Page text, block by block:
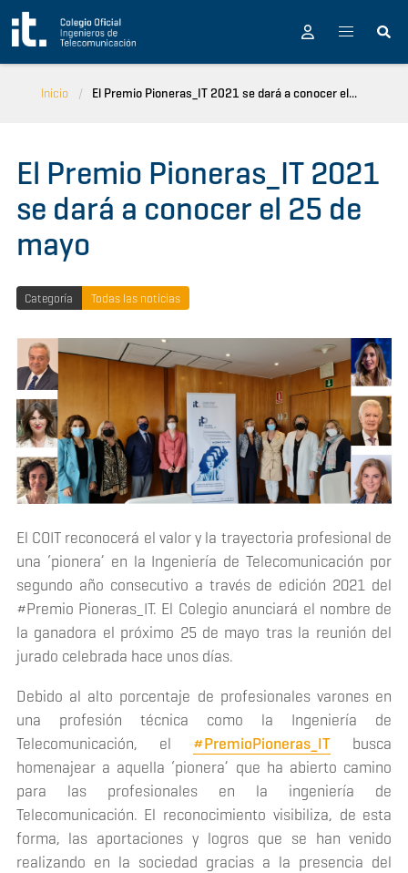
Pasar al contenido principal
Inicio El Premio Pioneras_IT 2021 se dará a conocer el...
El Premio Pioneras_IT 2021
se dará a conocer el 25 de
mayo
Categoría Todas las noticias
El COIT reconocerá el valor y la trayectoria profesional de
una ‘pionera’ en la Ingeniería de Telecomunicación por
segundo año consecutivo a través de edición 2021 del
#Premio Pioneras_IT. El Colegio anunciará el nombre de
la ganadora el próximo 25 de mayo tras la reunión del
jurado celebrada hace unos días.
Debido al alto porcentaje de profesionales varones en
una profesión técnica como la Ingeniería de
Telecomunicación, el #PremioPioneras_IT busca
homenajear a aquella ‘pionera’ que ha abierto camino
para las profesionales en la ingeniería de
Telecomunicación. El reconocimiento visibiliza, de esta
forma, las aportaciones y logros que se han venido
realizando en la sociedad gracias a la presencia del